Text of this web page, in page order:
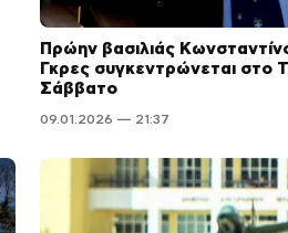
Πρώην βασιλιάς
Γκρες συγκεντρώνεται στο
Σάββατο
09.01.2026 — 21:37